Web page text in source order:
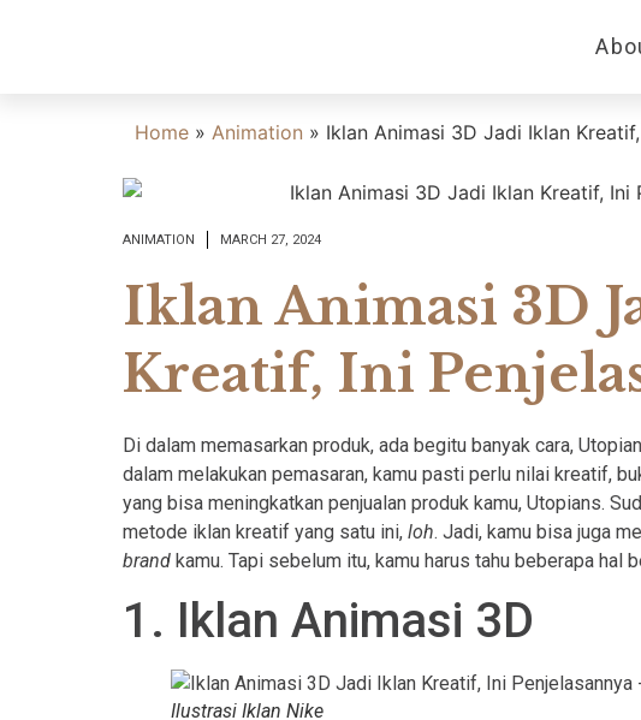
Home » Animation » Iklan Animasi 3D Jadi Iklan
ANIMATION MARCH 27, 2024
Iklan Animasi 3D
Kreatif, Ini
Di dalam memasarkan produk, ada begitu banyak cara,
dalam melakukan pemasaran, kamu pasti perlu nilai kreatif,
yang bisa meningkatkan penjualan produk kamu, Utopians.
metode iklan kreatif yang satu ini, loh. Jadi, kamu bisa juga
brand kamu. Tapi sebelum itu, kamu harus tahu beberapa hal
1. Iklan Animasi 3D
Ilustrasi Iklan Nike